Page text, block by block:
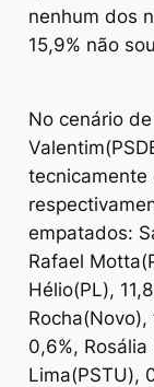
nenhum dos
15,9% não
No cenário
tecnicamente
empatados:
Rafael
Hélio(PL),
0,6%,
Lima(PSTU),